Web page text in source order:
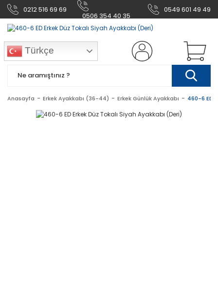
0212 516 69 69
0506 354 40 35
0549 601 49 49
Türkçe
Anasayfa Erkek Ayakkabı (36-44) Erkek Günlük Ayakkabı 460-6 ED